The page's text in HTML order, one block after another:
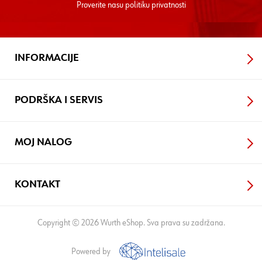
Proverite nasu politiku privatnosti
INFORMACIJE
PODRŠKA I SERVIS
MOJ NALOG
KONTAKT
Copyright © 2026 Wurth eShop. Sva prava su zadržana.
Powered by